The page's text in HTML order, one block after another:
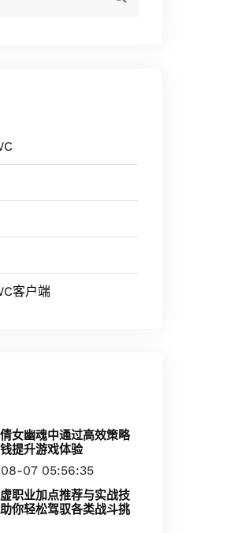
客户端
女幽魂中通过高效策略
提升游戏体验
07 05:56:35
职业加点推荐与实战技
你轻松驾驭各类战斗挑